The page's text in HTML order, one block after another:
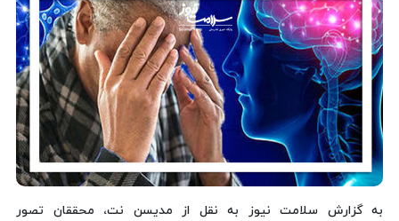
به گزارش سلامت نیوز به نقل از مدیسن نت، محققان تصور